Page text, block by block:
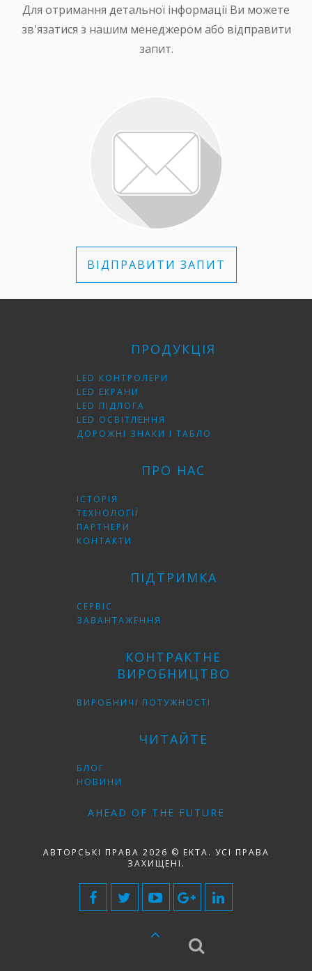
Для отримання детальної інформації Ви можете
зв'язатися з нашим менеджером або відправити
запит.
ВІДПРАВИТИ ЗАПИТ
ПРОДУКЦІЯ
LED КОНТРОЛЕРИ
LED ЕКРАНИ
LED ПІДЛОГА
LED ОСВІТЛЕННЯ
ДОРОЖНІ ЗНАКИ І ТАБЛО
ПРО НАС
ІСТОРІЯ
ТЕХНОЛОГІЇ
ПАРТНЕРИ
КОНТАКТИ
ПІДТРИМКА
СЕРВІС
ЗАВАНТАЖЕННЯ
КОНТРАКТНЕ
ВИРОБНИЦТВО
ВИРОБНИЧІ ПОТУЖНОСТІ
ЧИТАЙТЕ
БЛОГ
НОВИНИ
AHEAD OF THE FUTURE
АВТОРСЬКІ ПРАВА 2026 © EKTA. УСІ ПРАВА
ЗАХИЩЕНІ.